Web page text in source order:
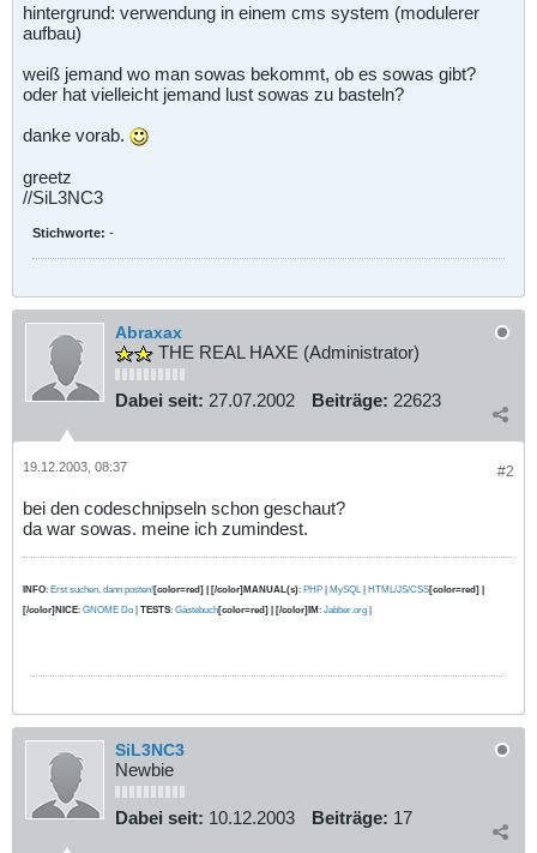
hintergrund: verwendung in einem cms system (modulerer
aufbau)
weiß jemand wo man sowas bekommt, ob es sowas gibt?
oder hat vielleicht jemand lust sowas zu basteln?
danke vorab.
greetz
//SiL3NC3
Stichworte: -
Abraxax
THE REAL HAXE (Administrator)
Dabei seit: 27.07.2002 Beiträge: 22623
#2
19.12.2003, 08:37
bei den codeschnipseln schon geschaut?
da war sowas. meine ich zumindest.
INFO: Erst suchen, dann posten![color=red] | [/color]MANUAL(s): PHP | MySQL | HTML/JS/CSS[color=red] |
[/color]NICE: GNOME Do | TESTS: Gästebuch[color=red] | [/color]IM: Jabber.org |
SiL3NC3
Newbie
Dabei seit: 10.12.2003 Beiträge: 17